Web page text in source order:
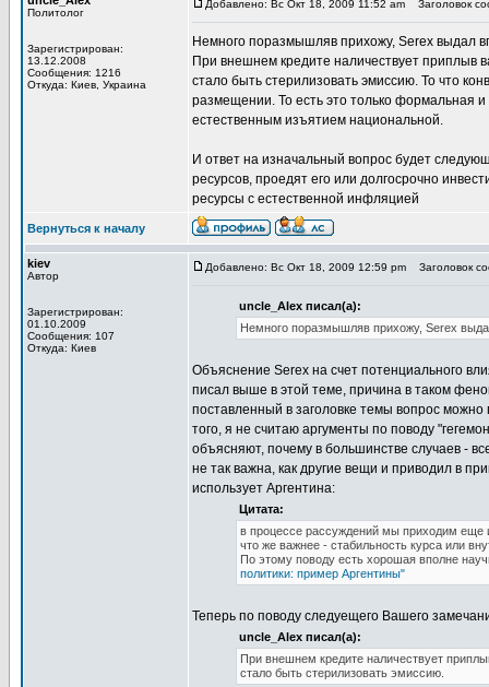
Политолог
Зарегистрирован:
13.12.2008
Сообщения: 1216
Откуда: Киев, Украина
Добавлено: Вс Окт 18, 2009 11:52 am Заголовок
Немного поразмышляв прихожу, Serex выдал
При внешнем кредите наличествует приплыв
стало быть стерилизовать эмиссию. То что
размещении. То есть это только формальная
естественным изъятием национальной.
И ответ на изначальный вопрос будет
ресурсов, проедят его или долгосрочно
ресурсы с естественной инфляцией
Вернуться к началу
kiev
Автор
Зарегистрирован:
01.10.2009
Сообщения: 107
Откуда: Киев
Добавлено: Вс Окт 18, 2009 12:59 pm Заголовок
uncle_Alex писал(а):
Немного поразмышляв прихожу, Serex
Объяснение Serex на счет потенциального
писал выше в этой теме, причина в таком
поставленный в заголовке темы вопрос можно
того, я не считаю аргументы по поводу
объясняют, почему в большинстве случаев -
не так важна, как другие вещи и приводил в
использует Аргентина:
Цитата:
в процессе рассуждений мы приходим еще
что же важнее - стабильность курса или
По этому поводу есть хорошая вполне
политики: пример Аргентины"
Теперь по поводу следуещего Вашего
uncle_Alex писал(а):
При внешнем кредите наличествует
стало быть стерилизовать эмиссию.